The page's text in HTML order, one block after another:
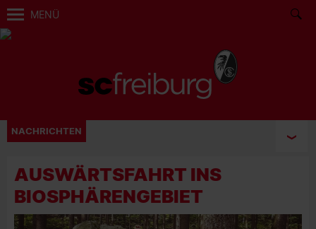
MENÜ
NACHRICHTEN
AUSWÄRTSFAHRT INS
BIOSPHÄRENGEBIET